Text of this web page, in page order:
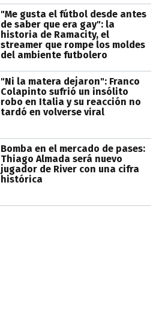
"Me gusta el fútbol desde antes
de saber que era gay": la
historia de Ramacity, el
streamer que rompe los moldes
del ambiente futbolero
"Ni la matera dejaron": Franco
Colapinto sufrió un insólito
robo en Italia y su reacción no
tardó en volverse viral
Bomba en el mercado de pases:
Thiago Almada será nuevo
jugador de River con una cifra
histórica